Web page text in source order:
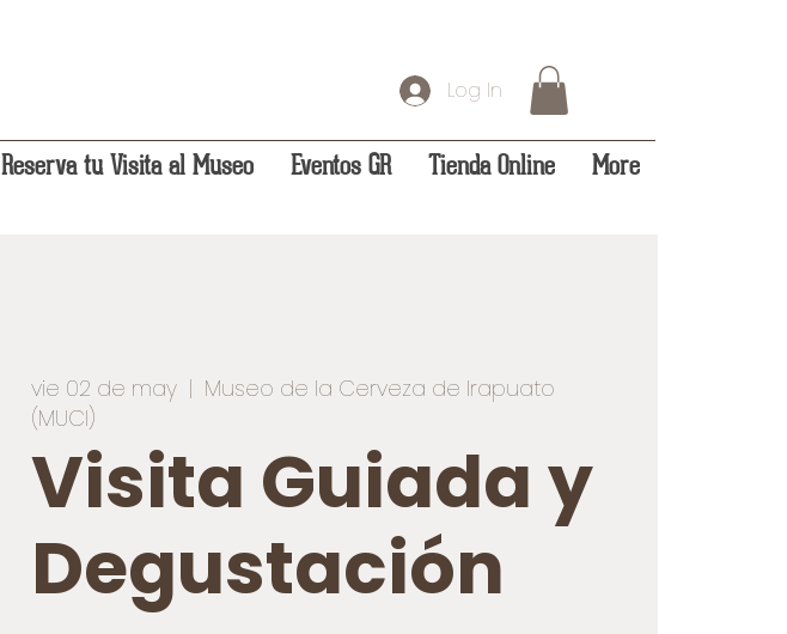
Log In
Reserva tu Visita al Museo Eventos GR Tienda Online More
vie 02 de may
  |
Museo de la Cerveza de Irapuato
(MUCI)
Visita Guiada y
Degustación